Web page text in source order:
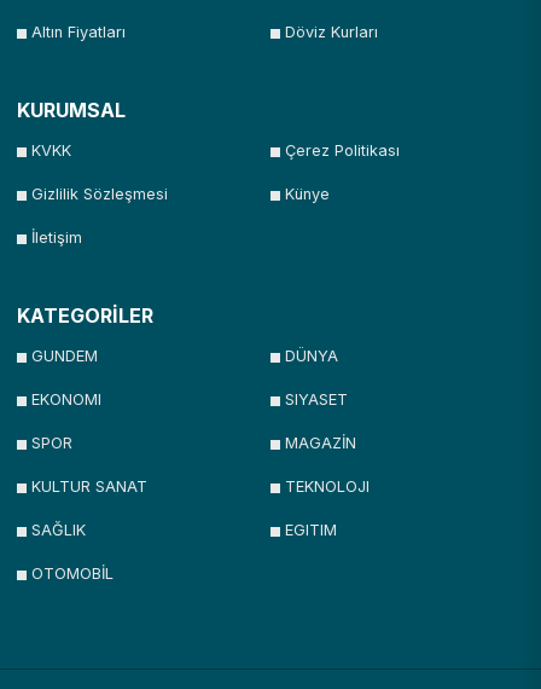
Altın Fiyatları Döviz Kurları
KURUMSAL
KVKK Çerez Politikası
Gizlilik Sözleşmesi Künye
İletişim
KATEGORİLER
GUNDEM DÜNYA
EKONOMI SIYASET
SPOR MAGAZİN
KULTUR SANAT TEKNOLOJI
SAĞLIK EGITIM
OTOMOBİL